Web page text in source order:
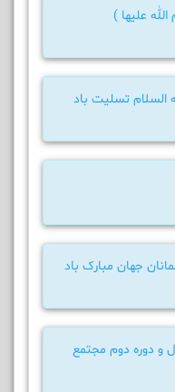
علیها )
تسلیت باد
جهان مبارک باد
و دوره دوم مجتمع